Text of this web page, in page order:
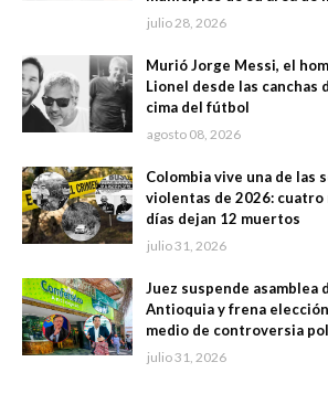
julio 28, 2026
Murió Jorge Messi, el
Lionel desde las canchas
cima del fútbol
agosto 08, 2026
Colombia vive una de las
violentas de 2026: cuatro
días dejan 12 muertos
julio 31, 2026
Juez suspende asamblea
Antioquia y frena
medio de controversia
julio 31, 2026